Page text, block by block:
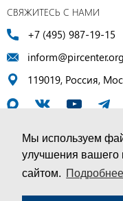
Мы используем
улучшения вашего
сайтом. Подробнее
СВЯЖИТЕСЬ С НАМИ
+7 (495) 987-19-15
inform@pircenter.org
119019, Россия,
© ПИР-Центр, 1994–2025